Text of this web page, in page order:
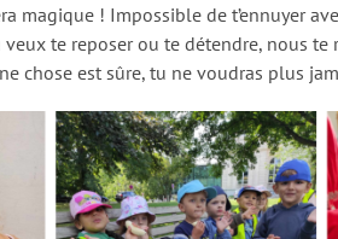
magique ! Impossible de t’ennuyer
te reposer ou te détendre, nous te
chose est sûre, tu ne voudras plus